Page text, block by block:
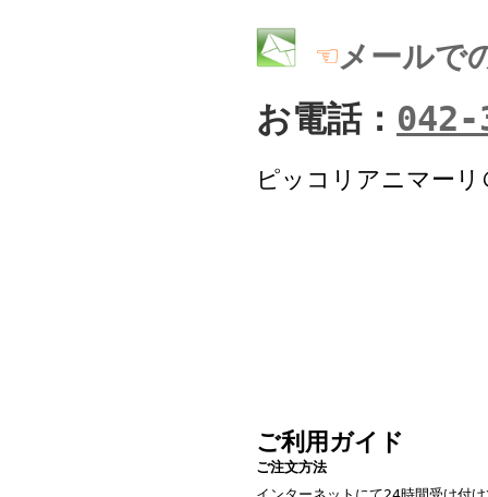
☜メールで
お電話： 042-
ピッコリアニマーリ
ご利用ガイド
ご注文方法